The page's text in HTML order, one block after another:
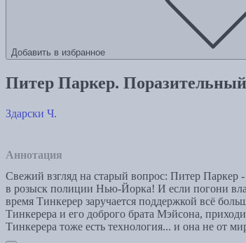
Добавить в избранное
Питер Паркер.
Здарски Ч.
Аннотация
Свежий взгляд на старый вопрос: Питер Паркер
в розыск полиции Нью-Йорка! И если погони
время Тинкерер заручается поддержкой всё
Тинкерера и его доброго брата Мэйсона,
Тинкерера тоже есть технология... и она не от